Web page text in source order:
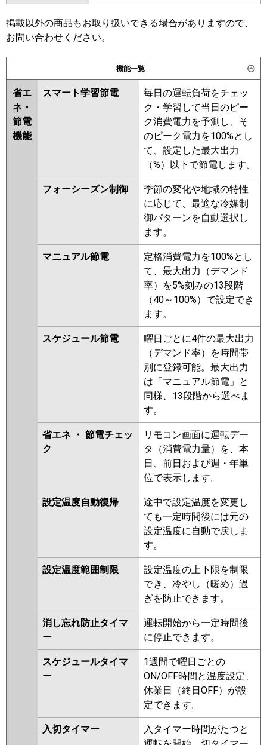
三菱電機 PCZ-ZRMP80SK6 PCZ-
ZRMP80SKL6
日立 RPC-GP80RGHJ8
FDEZ806HK6S
パナソニック PA-P80T7SGNCX PA-P80T7SGNC
PA-P80T7SGC
SSRH80BYNV SSRH80BYV
SSRU80BYNV SSRU80BYV
SSRHU80BYV
SSRJH80BJV
SSRU80BJNV SSRHU80BJV
SSRJH80BFV SSRT80BFV
SSRH80BFV SSRH80BFNV
SSRU80BFV SSRU80BFNV
SSRHU80BFV SSRT80BCV
SSRHU80BCV
SSRH80BCV
SSRH80BCNV
SSRU80BCV
SSRU80BCNV
RPXA08033JMUB
RCXA08043JMUB
RPXA08033JMU
RCXA08043JXU RPXA08033JM
RPXA08023JM RCXA08033JM
RCXA08033JX RCXA08012JX
RCXA08012JM
PCZ-ZRMP80SKL5
ZRMP80SK5 PCZ-ZRMP80SK4
PCZ-ZRMP80SKL4 PCZ-
ZRMP80SKL3 PCZ-ZRMP80SK3
PCZ-ZRMP80SH2 PCZ-
ZRMP80SK2
PCZ-ZRMP80SKL2
PCZ-ZRMP80SHZ PCZ-
ZRMP80SKZ
PCZ-ZRMP80SHY
PCZ-
ZRMP80SKLY PCZ-ZRMP80SKY
PCZ-ZRMP80SHV PCZ-
ZRMP80SKLV PCZ-ZRMP80SKV
PCZ-
ZRMP80SKR
RPC-GP80RGHJ7 RPC-
GP80RGHJ6
RPCK-GP80RGHJ4
GP80RGHJ4 RPCK-GP80RGHJ3
RPC-GP80RGHJ3 RPCK-
AP80GHJ7 RPCK-GP80RGHJ2
RPC-AP80GHJ7 RPC-GP80RGHJ2
RPC-AP80GHJ6 RPC-
GP80RGHJ1
三菱重工 FDEZ805HK5SA FDEZ805HK5S
PA-P80T7SGNBX
PA-P80T7SGNB
PA-P80T7SGB PA-P80T7SG
P80T7SGN PA-P80V6SGNB PA-
P80T6SGB PA-P80T6SGNB PA-
掲載以外の商品もお取り扱いできる場合がありますので、
お問い合わせください。
機能一覧
省エ
ネ・
節電
機能
スマート学習節電
毎日の運転負荷をチェッ
ク・学習して当日のピー
ク消費電力を予測し、そ
のピーク電力を100%とし
て、設定した最大出力
（%）以下で節電します。
フォーシーズン制御
季節の変化や地域の特性
に応じて、最適な冷媒制
御パターンを自動選択し
ます。
マニュアル節電
定格消費電力を100%とし
て、最大出力（デマンド
率）を5%刻みの13段階
（40～100%）で設定でき
ます。
スケジュール節電
曜日ごとに4件の最大出力
（デマンド率）を時間帯
別に登録可能。最大出力
は「マニュアル節電」と
同様、13段階から選べま
す。
省エネ ・ 節電チェッ
ク
リモコン画面に運転デー
タ（消費電力量）を、本
日、前日および週・年単
位で表示します。
設定温度自動復帰
途中で設定温度を変更し
ても一定時間後には元の
設定温度に自動で戻しま
す。
設定温度範囲制限
設定温度の上下限を制限
でき、冷やし（暖め）過
ぎを防止できます。
消し忘れ防止タイマ
ー
運転開始から一定時間後
に停止できます。
スケジュールタイマ
ー
1週間で曜日ごとの
ON/OFF時間と温度設定、
休業日（終日OFF）が設
定できます。
入切タイマー
入タイマー時間がたつと